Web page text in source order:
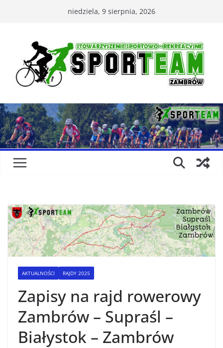
niedziela, 9 sierpnia, 2026
AKTUALNOŚCI RAJDY 2025
Zapisy na rajd rowerowy
Zambrów – Supraśl –
Białystok – Zambrów